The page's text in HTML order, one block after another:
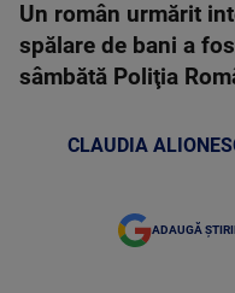
Un român urmărit
spălare de bani a
sâmbătă Poliţia
CLAUDIA
ADAUGĂ